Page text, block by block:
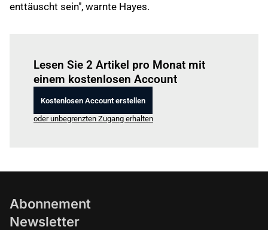
enttäuscht sein", warnte Hayes.
Lesen Sie 2 Artikel pro Monat mit
einem kostenlosen Account
Kostenlosen Account erstellen
oder unbegrenzten Zugang erhalten
Abonnement
Newsletter